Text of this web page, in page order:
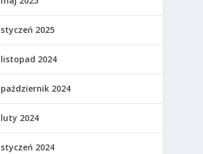
styczeń 2025
listopad 2024
październik 2024
luty 2024
styczeń 2024